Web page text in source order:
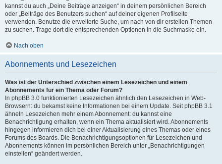
kannst du auch „Deine Beiträge anzeigen“ in deinem persönlichen Bereich
oder „Beiträge des Benutzers suchen“ auf deiner eigenen Profilseite
verwenden. Benutze die erweiterte Suche, um nach von dir erstellen Themen
zu suchen. Trage dort die entsprechenden Optionen in die Suchmaske ein.
Nach oben
Abonnements und Lesezeichen
Was ist der Unterschied zwischen einem Lesezeichen und einem
Abonnements für ein Thema oder Forum?
In phpBB 3.0 funktionierten Lesezeichen ähnlich den Lesezeichen in Web-
Browsern: du bekamst keine Informationen bei einem Update. Seit phpBB 3.1
ähneln Lesezeichen mehr einem Abonnement: du kannst eine
Benachrichtigung erhalten, wenn ein Thema aktualisiert wird. Abonnements
hingegen informieren dich bei einer Aktualisierung eines Themas oder eines
Forums des Boards. Die Benachrichtigungsoptionen für Lesezeichen und
Abonnements können im persönlichen Bereich unter „Benachrichtigungen
einstellen“ geändert werden.